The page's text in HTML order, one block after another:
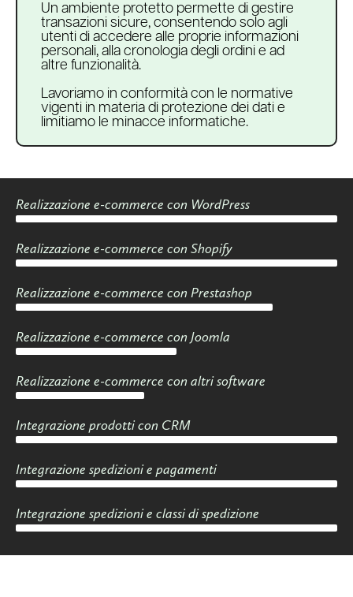
Un ambiente protetto permette di gestire
transazioni sicure, consentendo solo agli
utenti di accedere alle proprie informazioni
personali, alla cronologia degli ordini e ad
altre funzionalità.
Lavoriamo in conformità con le normative
vigenti in materia di protezione dei dati e
limitiamo le minacce informatiche.
Realizzazione e-commerce con WordPress
Realizzazione e-commerce con Shopify
Realizzazione e-commerce con Prestashop
Realizzazione e-commerce con Joomla
Realizzazione e-commerce con altri software
Integrazione prodotti con CRM
Integrazione spedizioni e pagamenti
Integrazione spedizioni e classi di spedizione